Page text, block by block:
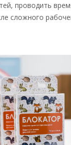
проводить
сложного